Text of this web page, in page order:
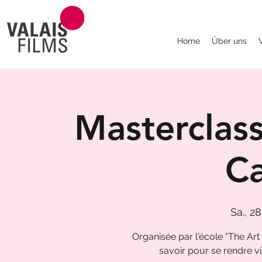
Home Über uns
Sa.,
Organisée par l'école "The Art
savoir pour se rendre